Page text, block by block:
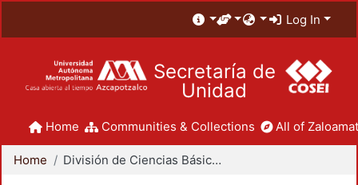
Log In
Secretaría de
Unidad
Home Communities & Collections All of
Home División de Ciencias Básicas e Ingeniería